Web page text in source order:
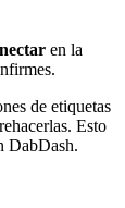
en la
de etiquetas
Esto
DabDash.